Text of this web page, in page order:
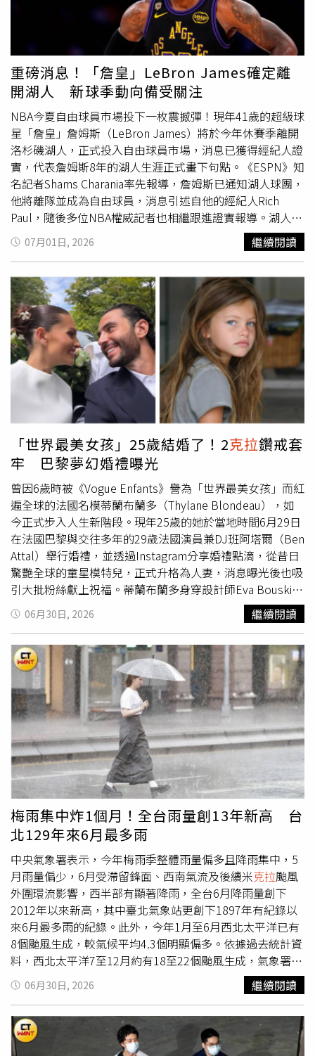
深，大約到成人腰部高度，看似相當安全，因此沒有人察覺
危險正在逼近。佛羅里達州魚類與野生動物保育委員會
（Florida Fish and Wildlife Conservation Commission，
FWC）調查指出，三人並未餵食、挑釁或接近鱷魚，而是遭
到突如其來的攻擊。法醫報告顯示，巨鱷先咬住布蘭妮其中
一隻手臂，隨後施展俗稱「死亡翻滾」（Death Roll）的捕
食方式，不斷高速翻轉身體，利用強大的扭力撕裂獵物組
織，企圖將人拖入水中活活溺斃。眼見女友被攻擊，錢斯毫
不猶豫跳進水裡，徒手與巨鱷展開搏鬥，死命抓住布蘭妮不
讓她被拖走。他一度成功把女友其中一隻手臂硬生生從鱷魚
口中拉出，但巨鱷隨即再次發動攻擊，轉而咬住另一隻手
臂，猛烈撕扯，導致布蘭妮雙臂幾乎全遭撕裂，現場血流如
注。直到鱷魚最終鬆口游離，錢斯與同行友人才趕緊將她拖
回岸上。三人隨即展開急救，錢斯一邊替女友止血，一邊與
友人輪流施行心肺復甦術（CPR），並立即撥打911報案。
警方公開的911錄音完整記錄當時混亂情況，友人哭喊著向
接線員表示：「拜託快一點！她的一隻手臂整個被咬斷，另
一隻也幾乎掉了，她一直流血！」背景不斷傳來哭聲、尖叫
聲與呼救聲。錢斯則不斷向救援人員說明，他們已偏離步
道，希望救援直升機能盡快找到他們的位置。布蘭妮被送上
救護車時仍保有生命跡象，但因失血及創傷過於嚴重，最終
仍在送醫途中傷重身亡。FWC隨後派遣專業捕鱷人員搜索案
發水域，先後捕獲兩條大型美洲短吻鱷，體長分別約13英尺
（約3.96公尺）及12英尺（約3.66公尺）。兩隻鱷魚均遭安
樂死，並採集DNA樣本，以確認真正攻擊布蘭妮的個體。
FWC發言人查德韋伯（Chad Weber）證實，其中涉案鱷魚
已遭斬首，頭部將作為刑事調查證物保存，其餘屍體則交由
相關單位進一步檢驗。布蘭妮平時擔任推土機操作員，熱愛
戶外生活，休假時喜歡健行、露營、騎乘重機、射擊，也經
常參加電音派對（Rave），社群平台充滿與親友及寵物相
處的照片。哥哥尼克克拉 克（Nick Clark）受訪時悲痛表
示，妹妹是一個總是充滿笑容、熱心助人的人，「只要有人
需要幫忙，她永遠都是第一個站出來的人」，家人至今仍難
以接受她突然離世。事故發生後，巴爾街步道已全面封閉，
重新開放時間尚未公布。FWC表示，佛州目前約有150萬隻
美洲短吻鱷，自1948年至今共記錄超過450起鱷魚攻擊事
件，其中30起造成死亡，平均每年約發生8起未受挑釁的攻
擊案件，致命案例相當少見。然而，這已是佛州中部一週內
第3起鱷魚傷人事件，此前已有一名男童釣魚時遭咬傷手
部，另有一名浮潛民眾在彩虹河（Rainbow River）遭鱷魚
攻擊。FWC再次提醒民眾，夏季正值鱷魚活動旺盛時期，切
勿在天然河流、湖泊或已知有鱷魚出沒的水域戲水、游泳或
涉水，以免發生無法挽回的悲劇。
重磅消息！「詹皇」LeBron James確定離
開湖人 新球季動向備受關注
NBA今夏自由球員市場投下一枚震撼彈！現年41歲的超級球
星「詹皇」詹姆斯（LeBron James）將於今年休賽季離開
洛杉磯湖人，正式投入自由球員市場，消息已獲得經紀人證
實，代表詹姆斯8年的湖人生涯正式畫下句點。《ESPN》知
名記者Shams Charania率先報導，詹姆斯已通知湖人球團，
他將離隊並成為自由球員，消息引述自他的經紀人Rich
Paul，隨後多位NBA權威記者也相繼跟進證實報導。湖人球
團隨後也在社群平台X發表聲明，向這位隊史傳奇球星表達
感謝。聲明表示：「詹姆斯是運動史上最偉大的運動員之
一，我們將永遠感謝他為湖人效力的8個賽季，包括在2020
年於最艱難的環境下率領球隊奪得NBA總冠軍，以及他身披
紫金戰袍期間創下的無數紀錄。我們祝福他未來無論球場內
外一切順利，他永遠都是湖人大家庭中珍貴的一員。」根據
外媒報導，詹姆斯並沒有打算退休，而是希望下個球季加盟
新球隊，繼續職業生涯，依照NBA規定，美東時間週二晚間
6時起，各球隊即可與自由球員展開談判；正式簽約則須等
到下週一凌晨0時01分後才能完成，但雙方若提前達成共
識，相關消息仍可能提早曝光。若合約順利談成，詹姆斯將
迎來職業生涯第24個NBA球季，進一步刷新自己保持的史上
最多球季出賽紀錄。今年季後賽，湖人在西區第二輪遭奧克
拉 荷馬雷霆橫掃出局，也替詹姆斯的湖人生涯畫下句點，如
今，他的下一站也勢必成為今夏自由球員市場最受矚目的焦
點。
07月01日, 2026 繼續閱讀
「世界最美女孩」25歲結婚了！2克拉鑽戒套
牢 巴黎夢幻婚禮曝光
曾因6歲時被《Vogue Enfants》譽為「世界最美女孩」而紅
遍全球的法國名模蒂蘭布蘭多（Thylane Blondeau），如
今正式步入人生新階段。現年25歲的她於當地時間6月29日
在法國巴黎與交往多年的29歲法國演員兼DJ班阿塔爾（Ben
Attal）舉行婚禮，並透過Instagram分享婚禮點滴，從昔日
驚艷全球的童星模特兒，正式升格為人妻，消息曝光後也吸
引大批粉絲獻上祝福。蒂蘭布蘭多身穿設計師Eva Bouskila
量身打造的訂製婚紗，以優雅法式造型成為婚禮焦點。（圖
／翻攝自IG，thylaneblondeau)綜合《People》、
《Ynet》等外媒報導，蒂蘭與班阿塔爾自2020年開始交
往，並於2021年初公開戀情。今年3月兩人赴希臘度假時，
男方精心安排求婚，送上一枚約2克拉橢圓形鑽戒，價值約
3.4萬英鎊（約新台幣145萬元）。蒂蘭當時甜蜜寫下：「我
對我最好的朋友說了『我願意』，敬我們的永遠。」相隔約
3個月後，兩人便在巴黎第16區市政廳完成婚禮，攜手展開
人生新篇章。婚禮處處充滿法式浪漫氛圍。蒂蘭身穿由設計
師Eva Bouskila量身打造的象牙白絲綢訂製婚紗，搭配俐落
剪裁披肩、Dior打造的妝容、低盤髮及白色小雛菊髮飾，手
捧奶油色海芋花束，在巴黎與艾菲爾鐵塔美景映襯下完成婚
禮。新郎則穿著海軍藍西裝，兩人在親友見證下交換誓言，
婚後手牽手搭乘一輛鉑金色Porsche 356 Speedster復古跑
車離開會場，成為全場最吸睛畫面。蒂蘭事後也在
Instagram限時動態分享婚禮照片，並簡單寫下
「Love（愛）」向外界分享喜悅。兩人的愛犬也換上特製
燕尾服現身，而她還特別在婚禮現場擺放去年病逝繼父的照
片，希望重要家人沒有缺席人生的重要時刻。蒂蘭布蘭多身
穿設計師Eva Bouskila量身打造的訂製婚紗，以優雅法式造
型成為婚禮焦點。（圖／翻攝自IG，people）蒂蘭出身名
人家庭，父親派屈克布蘭多（Patrick Blondeau）曾是法國
國家足球隊成員，母親維洛妮卡勒布里（Veronika
Loubry）則是法國知名演員兼電視主持人。她4歲便替時尚
設計師尚保羅高提耶（Jean Paul Gaultier）走秀，6歲因
《Vogue Enfants》封為「世界最美女孩」一夕爆紅；10歲
登上《Vogue Paris》時，因濃妝、高跟鞋及成熟造型掀起
06月30日, 2026 繼續閱讀
梅雨集中炸1個月！全台雨量創13年新高 台
北129年來6月最多雨
中央氣象署表示，今年梅雨季整體雨量偏多且降雨集中，5
月雨量偏少，6月受滯留鋒面、西南氣流及後續米克拉颱風
外圍環流影響，西半部有顯著降雨，全台6月降雨量創下
2012年以來新高，其中臺北氣象站更創下1897年有紀錄以
來6月最多雨的紀錄。此外，今年1月至6月西北太平洋已有
8個颱風生成，較氣候平均4.3個明顯偏多。依據過去統計資
料，西北太平洋7至12月約有18至22個颱風生成，氣象署預
估今年下半年的颱風生成總數為正常至偏少，鄰近臺灣個數
則為3至5個，屬於正常範圍。 根據最新海氣監測資料顯
示，熱帶中東太平洋海溫持續升高，海洋及大氣環境已呈現
聖嬰發展中的特徵，預估聖嬰現象將持續發展，並可能延續
至明年春季。根據氣候統計資料顯示，聖嬰發展年之颱風生
06月30日, 2026 繼續閱讀